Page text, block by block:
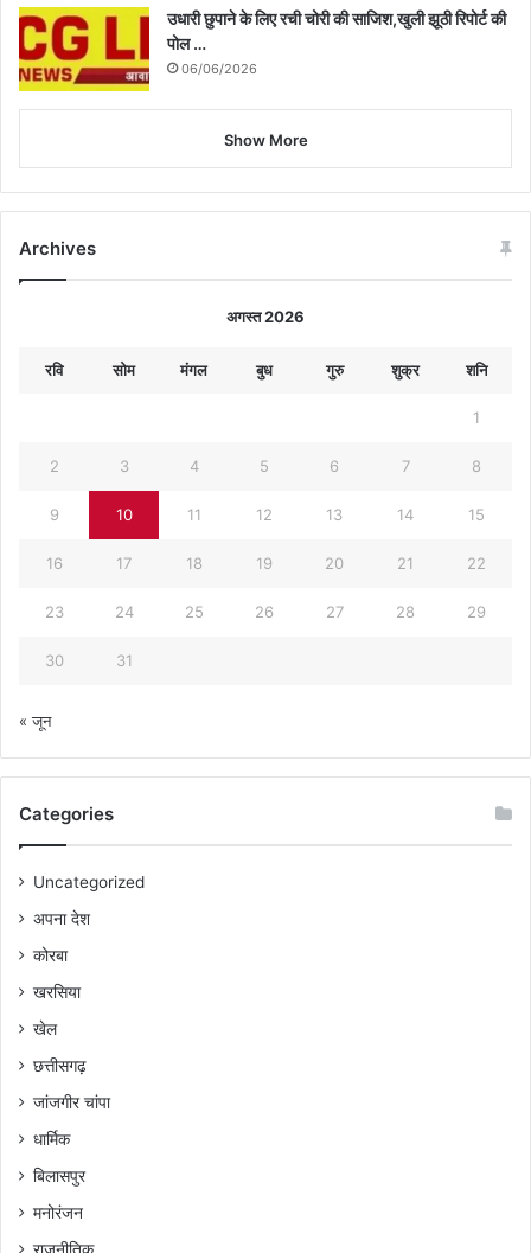
उधारी छुपाने के लिए रची चोरी की साजिश,खुली झूठी रिपोर्ट की
पोल …
06/06/2026
Show More
Archives
अगस्त 2026
रवि सोम मंगल बुध गुरु शुक्र शनि
1
2 3 4 5 6 7 8
9 10 11 12 13 14 15
16 17 18 19 20 21 22
23 24 25 26 27 28 29
30 31
« जून
Categories
Uncategorized
अपना देश
कोरबा
खरसिया
खेल
छत्तीसगढ़
जांजगीर चांपा
धार्मिक
बिलासपुर
मनोरंजन
राजनीतिक